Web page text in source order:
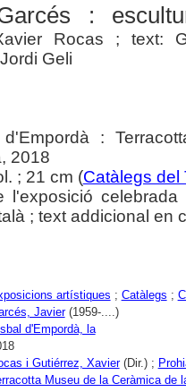
:
Rocas ; text:
Geli
:
2018
; 21 cm (Catàlegs del
l'exposició
; text addicional en
artístiques ; Catàlegs ;
Javier(1959-....)
d'Empordà, la
i Gutiérrez, Xavier(Dir.) ;
Museu de la Ceràmica de